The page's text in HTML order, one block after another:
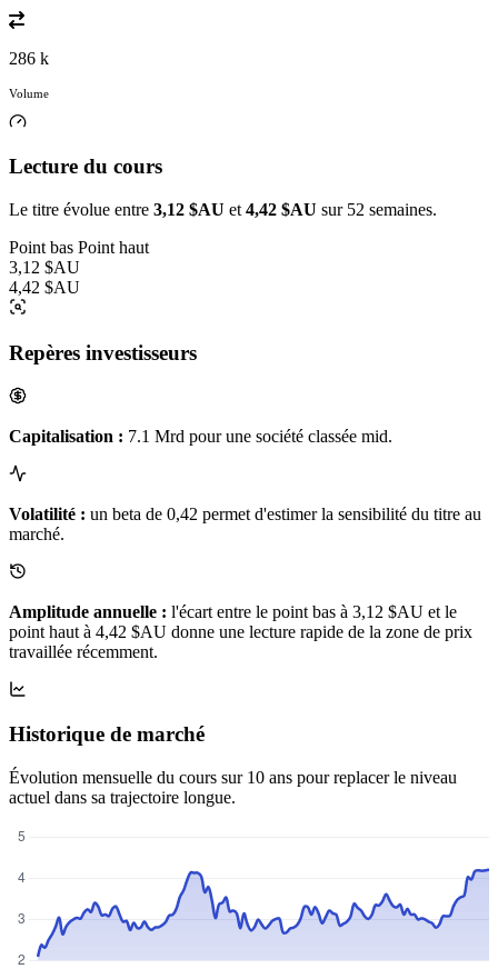
286 k
Volume
Lecture du cours
Le titre évolue entre 3,12 $AU et 4,42 $AU sur 52 semaines.
Point bas Point haut
3,12 $AU
4,42 $AU
Repères investisseurs
Capitalisation : 7.1 Mrd pour une société classée mid.
Volatilité : un beta de 0,42 permet d'estimer la sensibilité du titre au
marché.
Amplitude annuelle : l'écart entre le point bas à 3,12 $AU et le
point haut à 4,42 $AU donne une lecture rapide de la zone de prix
travaillée récemment.
Historique de marché
Évolution mensuelle du cours sur 10 ans pour replacer le niveau
actuel dans sa trajectoire longue.